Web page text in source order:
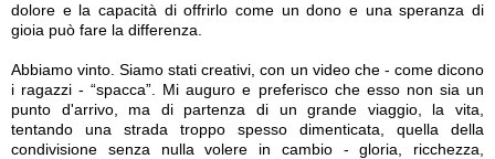
dolore e la capacità di offrirlo come un dono e una speranza di
gioia può fare la differenza.
Abbiamo vinto. Siamo stati creativi, con un video che - come dicono
i ragazzi - “spacca”. Mi auguro e preferisco che esso non sia un
punto d'arrivo, ma di partenza di un grande viaggio, la vita,
tentando una strada troppo spesso dimenticata, quella della
condivisione senza nulla volere in cambio - gloria, ricchezza,